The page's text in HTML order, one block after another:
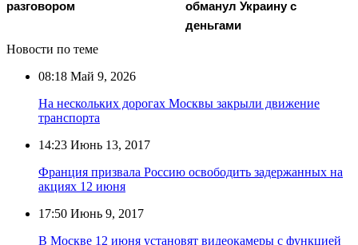
разговором
обманул Украину с
деньгами
Новости по теме
08:18 Май 9, 2026
На нескольких дорогах Москвы закрыли движение
транспорта
14:23 Июнь 13, 2017
Франция призвала Россию освободить задержанных на
акциях 12 июня
17:50 Июнь 9, 2017
В Москве 12 июня установят видеокамеры с функцией